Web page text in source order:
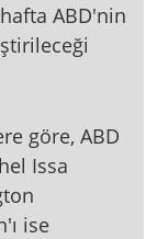
ABD'nin
göre, ABD
Issa
ise